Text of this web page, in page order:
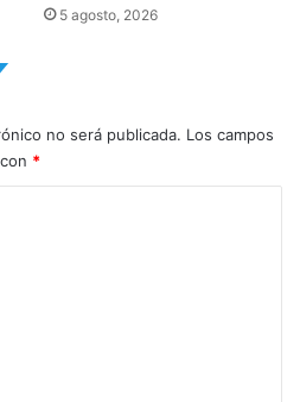
5 agosto, 2026
no será publicada. Los campos
*